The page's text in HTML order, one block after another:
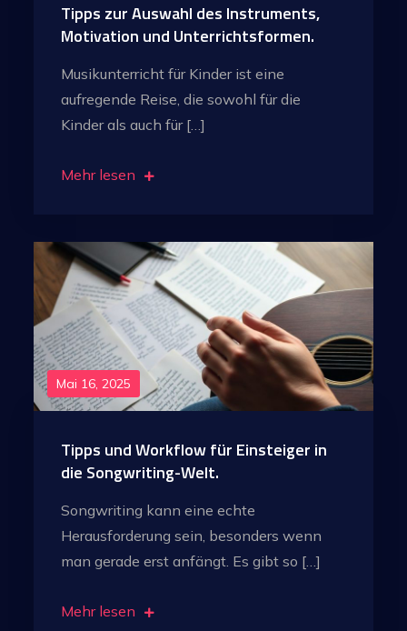
Tipps zur Auswahl des Instruments,
Motivation und Unterrichtsformen.
Musikunterricht für Kinder ist eine
aufregende Reise, die sowohl für die
Kinder als auch für […]
Mehr lesen
Mai 16, 2025
Tipps und Workflow für Einsteiger in
die Songwriting-Welt.
Songwriting kann eine echte
Herausforderung sein, besonders wenn
man gerade erst anfängt. Es gibt so […]
Mehr lesen